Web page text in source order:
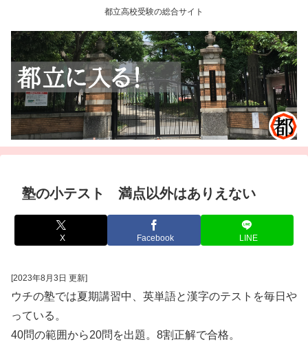
都立高校受験の総合サイト
塾の小テスト 満点以外はありえない
X Facebook LINE
[2023年8月3日 更新]
ウチの塾では夏期講習中、英単語と漢字のテストを毎日や
っている。
40問の範囲から20問を出題。8割正解で合格。